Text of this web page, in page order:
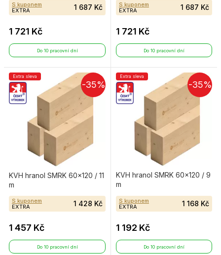
S kuponem
EXTRA
1 687 Kč
1 721 Kč
Do 10 pracovní dní
S kuponem
EXTRA
1 687 Kč
1 721 Kč
Do 10 pracovní dní
-35%
Extra sleva
KVH hranol SMRK 60×120 / 11
m
S kuponem
EXTRA
1 428 Kč
1 457 Kč
Do 10 pracovní dní
-35%
Extra sleva
KVH hranol SMRK 60×120 / 9
m
S kuponem
EXTRA
1 168 Kč
1 192 Kč
Do 10 pracovní dní